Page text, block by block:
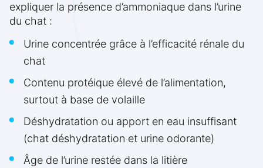
expliquer la présence d’ammoniaque dans l’urine
du chat :
Urine concentrée grâce à l’efficacité rénale du
chat
Contenu protéique élevé de l’alimentation,
surtout à base de volaille
Déshydratation ou apport en eau insuffisant
(chat déshydratation et urine odorante)
Âge de l’urine restée dans la litière